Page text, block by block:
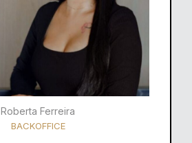
Roberta Ferreira
BACKOFFICE